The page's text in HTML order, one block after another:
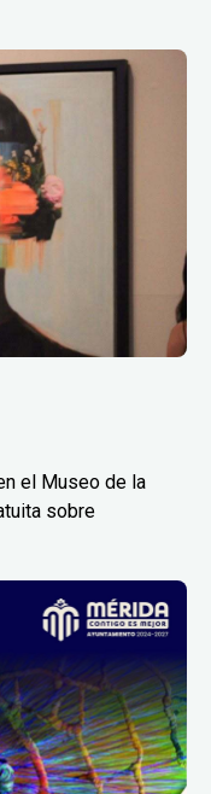
el Museo de la
sobre